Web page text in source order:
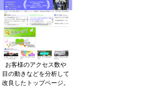
お客様のアクセス数や
目の動きなどを分析して
改良したトップページ。